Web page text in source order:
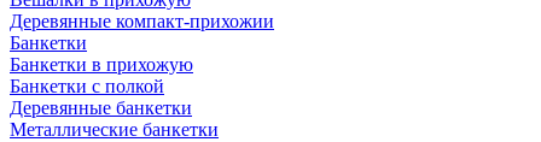
Деревянные компакт-прихожии
Банкетки
Банкетки в прихожую
Банкетки с полкой
Деревянные банкетки
Металлические банкетки